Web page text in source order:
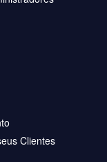
Clientes